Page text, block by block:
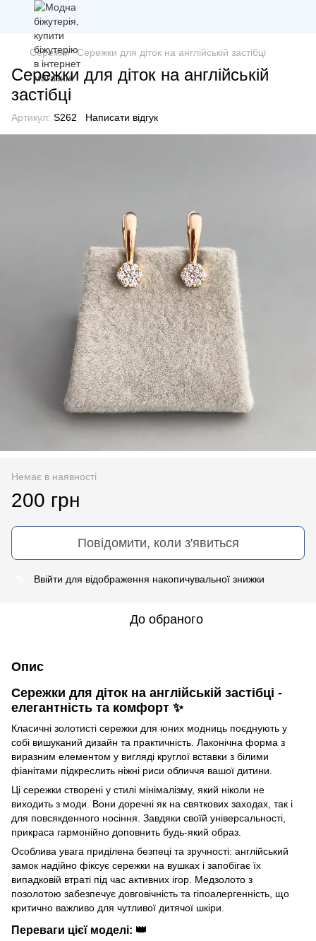
Сережки Сережки для діток на англійській застібці
Сережки для діток на англійській
застібці
Артикул: S262 Написати відгук
Немає в наявності
200 грн
Повідомити, коли з'явиться
Ввійти для відображення накопичувальної знижки
До обраного
Опис
Сережки для діток на англійській застібці -
елегантність та комфорт ✨
Класичні золотисті сережки для юних модниць поєднують у
собі вишуканий дизайн та практичність. Лаконічна форма з
виразним елементом у вигляді круглої вставки з білими
фіанітами підкреслить ніжні риси обличчя вашої дитини.
Ці сережки створені у стилі мінімалізму, який ніколи не
виходить з моди. Вони доречні як на святкових заходах, так і
для повсякденного носіння. Завдяки своїй універсальності,
прикраса гармонійно доповнить будь-який образ.
Особлива увага приділена безпеці та зручності: англійський
замок надійно фіксує сережки на вушках і запобігає їх
випадковій втраті під час активних ігор. Медзолото з
позолотою забезпечує довговічність та гіпоалергенність, що
критично важливо для чутливої дитячої шкіри.
Переваги цієї моделі: 👑